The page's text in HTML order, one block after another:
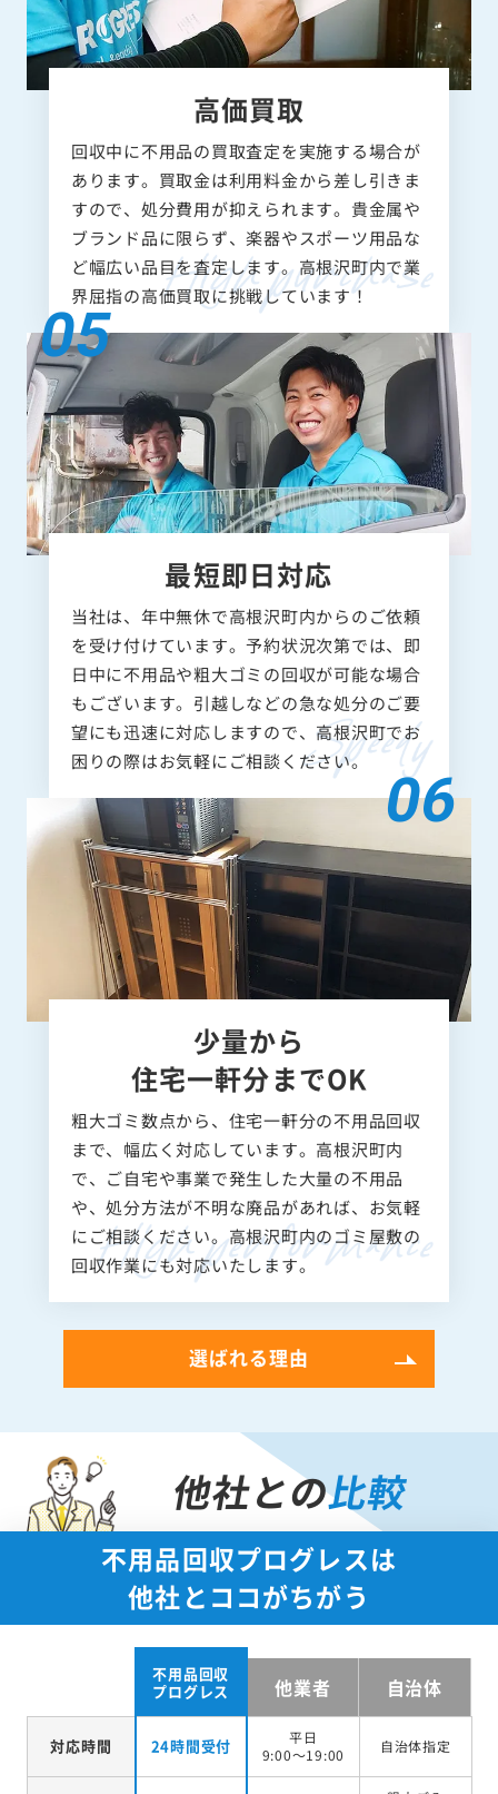
高価買取
回収中に不用品の買取査定を実施する場合が
あります。買取金は利用料金から差し引きま
すので、処分費用が抑えられます。貴金属や
ブランド品に限らず、楽器やスポーツ用品な
ど幅広い品目を査定します。高根沢町内で業
界屈指の高価買取に挑戦しています！
最短即日対応
当社は、年中無休で高根沢町内からのご依頼
を受け付けています。予約状況次第では、即
日中に不用品や粗大ゴミの回収が可能な場合
もございます。引越しなどの急な処分のご要
望にも迅速に対応しますので、高根沢町でお
困りの際はお気軽にご相談ください。
少量から
住宅一軒分までOK
粗大ゴミ数点から、住宅一軒分の不用品回収
まで、幅広く対応しています。高根沢町内
で、ご自宅や事業で発生した大量の不用品
や、処分方法が不明な廃品があれば、お気軽
にご相談ください。高根沢町内のゴミ屋敷の
回収作業にも対応いたします。
選ばれる理由
他社との比較
不用品回収プログレスは
他社とココがちがう
不用品回収
プログレス
他業者 自治体
対応時間 24時間受付
平日
9:00～19:00
自治体指定